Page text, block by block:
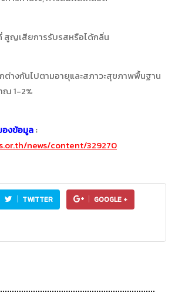
สูญเสียการรับรสหรือได้กลิ่น
ต่างกันไปตามอายุและสภาวะสุขภาพพื้นฐาน
ณ 1-2%
งข้อมูล:
news/content/329270
TWITTER GOOGLE +